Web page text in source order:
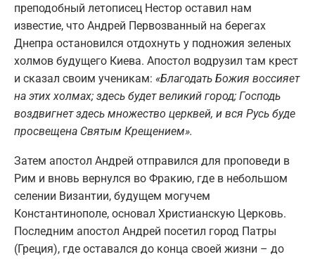
преподобный летописец Нестор оставил нам
известие, что Андрей Первозванный на берегах
Днепра остановился отдохнуть у подножия зеленых
холмов будущего Киева. Апостол водрузил там крест
и сказал своим ученикам: «Благодать Божия воссияет
на этих холмах; здесь будет великий город; Господь
воздвигнет здесь множество церквей, и вся Русь буде
просвещена Святым Крещением».
Затем апостол Андрей отправился для проповеди в
Рим и вновь вернулся во Фракию, где в небольшом
селении Византии, будущем могучем
Константинополе, основал Христианскую Церковь.
Последним апостол Андрей посетил город Патры
(Греция), где оставался до конца своей жизни – до